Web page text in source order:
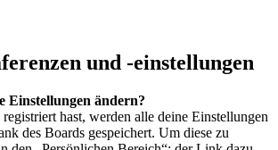
und -einstellungen
Einstellungen ändern?
hast, werden alle deine Einstellungen
des Boards gespeichert. Um diese zu